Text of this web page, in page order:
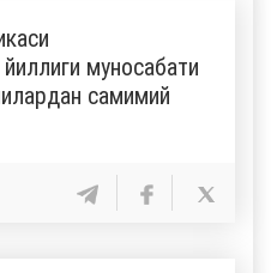
муносабати
самимий